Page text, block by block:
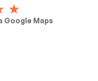
Google Maps